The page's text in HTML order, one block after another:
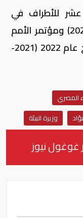
عشر للأطراف في
اتفاقية التنوع البيولوجي (2018-2021) ومؤتمر الأمم
المتحدة لتغير المناخ في شرم الشيخ عام 2022 (2021-
المصري
وزيرة البيئة
غوغول نيوز